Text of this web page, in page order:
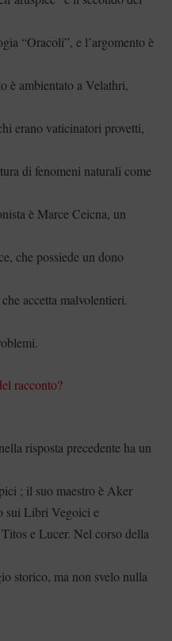
“Oracoli”, e l’argomento è
è ambientato a Velathri,
erano vaticinatori provetti,
di fenomeni naturali come
è Marce Ceicna, un
che possiede un dono
accetta malvolentieri.
racconto?
risposta precedente ha un
; il suo maestro è Aker
sui Libri Vegoici e
e Lucer. Nel corso della
storico, ma non svelo nulla